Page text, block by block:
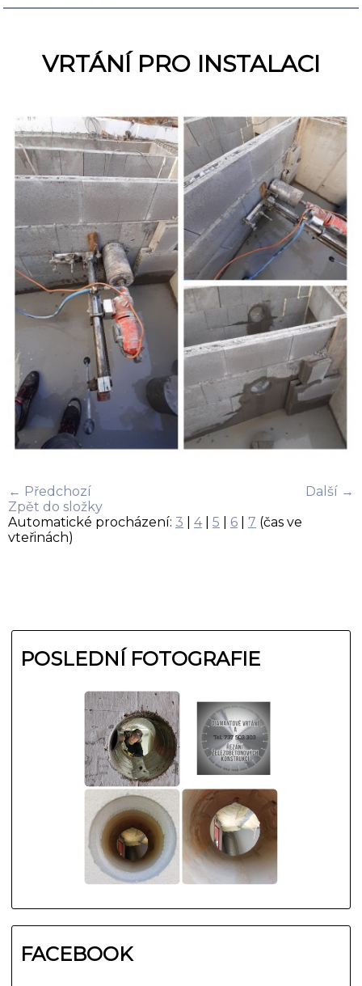
VRTÁNÍ PRO INSTALACI
← Předchozí
Další →
Zpět do složky
Automatické procházení: 3 4| 5 6 7 (čas ve
vteřinách)
POSLEDNÍ FOTOGRAFIE
FACEBOOK